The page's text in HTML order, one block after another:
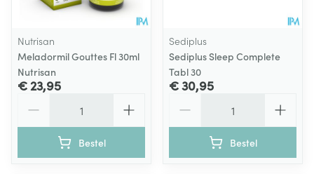
Nutrisan
Meladormil Gouttes Fl 30ml
Nutrisan
€ 23,95
Bestel
Sediplus
Sediplus Sleep Complete
Tabl 30
€ 30,95
Bestel